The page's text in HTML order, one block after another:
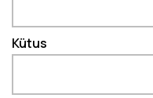
Kütus